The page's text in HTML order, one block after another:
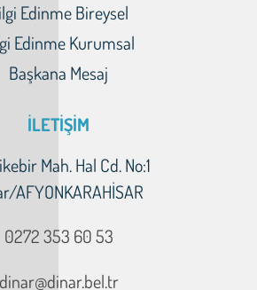
Edinme Bireysel
Edinme Kurumsal
Başkana Mesaj
İLETİŞİM
Mah. Hal Cd. No:1
AFYONKARAHİSAR
0272 353 60 53
dinar@dinar.bel.tr